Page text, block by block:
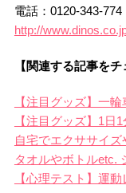
電話：0120-343-
http://
【関連する記事をチ
【注目グッズ】一
【注目グッズ】1
自宅でエクササイ
タオルやボトルetc.
【心理テスト】運